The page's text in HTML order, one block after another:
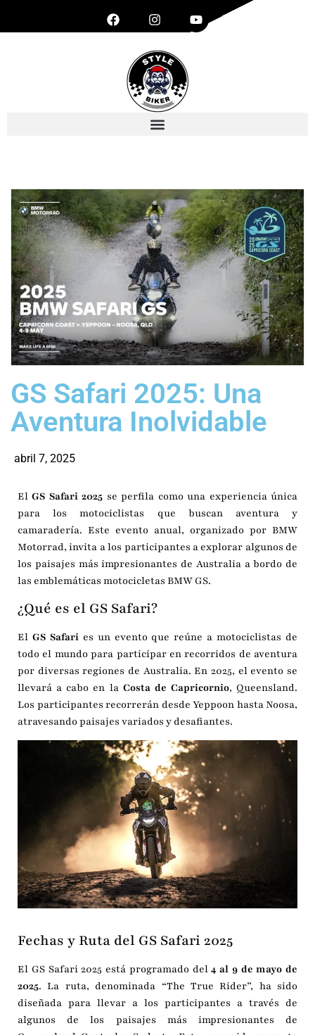
GS Safari 2025: Una
Aventura Inolvidable
abril 7, 2025
ElGS Safari 2025 se perfila como una experiencia única
para los motociclistas que buscan aventura y
camaradería. Este evento anual, organizado por BMW
Motorrad, invita a los participantes a explorar algunos de
los paisajes más impresionantes de Australia a bordo de
las emblemáticas motocicletas BMW GS.
¿Qué es el GS Safari?
El GS Safaries un evento que reúne a motociclistas de
todo el mundo para participar en recorridos de aventura
por diversas regiones de Australia. En 2025, el evento se
llevará a cabo en la Costa de Capricornio, Queensland.
Los participantes recorrerán desde Yeppoon hasta Noosa,
atravesando paisajes variados y desafiantes.
Fechas y Ruta del GS Safari 2025
El GS Safari 2025 está programado del4 al 9 de mayo de
2025. La ruta, denominada “The True Rider”, ha sido
diseñada para llevar a los participantes a través de
algunos de los paisajes más impresionantes de